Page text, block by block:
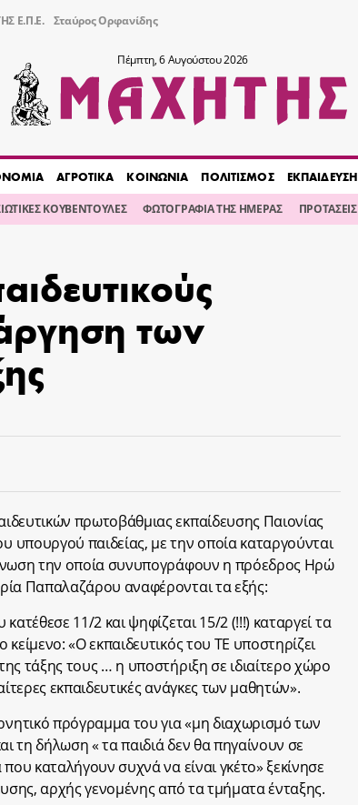
Ε.Π.Ε. Σταύρος Ορφανίδης
Πέμπτη, 6 Αυγούστου 2026
ΑΓΡΟΤΙΚΑ ΚΟΙΝΩΝΙΑ ΠΟΛΙΤΙΣΜΟΣ ΕΚΠΑΙΔΕΥΣΗ
ΚΟΥΒΕΝΤΟΥΛΕΣ ΦΩΤΟΓΡΑΦΙΑ ΤΗΣ ΗΜΕΡΑΣ ΠΡΟΤΑΣΕΙΣ
των
πρωτοβάθμιας εκπαίδευσης Παιονίας
παιδείας, με την οποία καταργούνται
την οποία συνυπογράφουν η πρόεδρος Ηρώ
Παπαλαζάρου αναφέρονται τα εξής:
11/2 και ψηφίζεται 15/2 (!!!) καταργεί τα
«Ο εκπαιδευτικός του ΤΕ υποστηρίζει
τάξης τους … η υποστήριξη σε ιδιαίτερο χώρο
εκπαιδευτικές ανάγκες των μαθητών».
πρόγραμμα του για «μη διαχωρισμό των
τη δήλωση « τα παιδιά δεν θα πηγαίνουν σε
καταλήγουν συχνά να είναι γκέτο» ξεκίνησε
αρχής γενομένης από τα τμήματα ένταξης.